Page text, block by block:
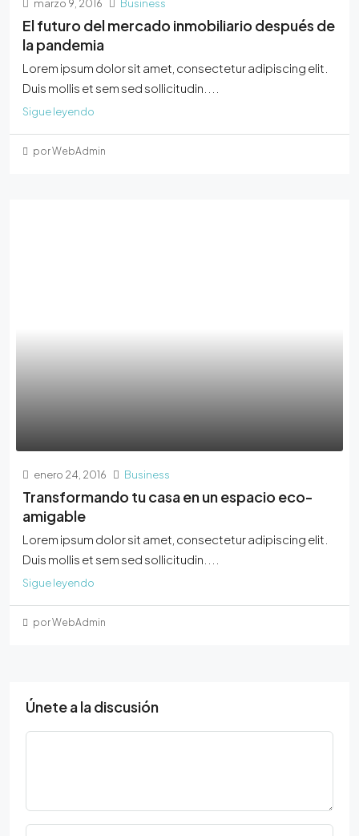
El futuro del mercado inmobiliario después de
la pandemia
Lorem ipsum dolor sit amet, consectetur adipiscing elit.
Duis mollis et sem sed sollicitudin....
Sigue leyendo
por WebAdmin
enero 24, 2016 Business
Transformando tu casa en un espacio eco-
amigable
Lorem ipsum dolor sit amet, consectetur adipiscing elit.
Duis mollis et sem sed sollicitudin....
Sigue leyendo
por WebAdmin
Únete a la discusión